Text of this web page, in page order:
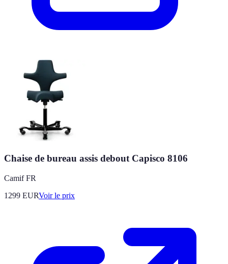
Chaise de bureau assis debout Capisco 8106
Camif FR
1299 EURVoir le prix